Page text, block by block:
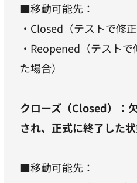
■移動可能先：
・Closed（テストで修
・Reopened（テスト
た場合）
クローズ（Closed）：
され、正式に終了した状
■移動可能先：